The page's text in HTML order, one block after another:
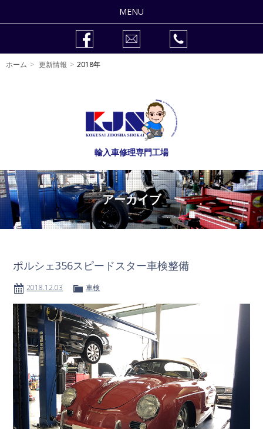
MENU
車検
自動車整備士の求人
ホーム 更新情報 2018年
輸入車修理専門工場
アーカイブ
ポルシェ356スピードスター車検整備
2018.12.03 車検